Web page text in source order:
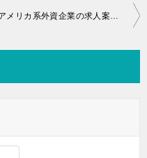
アメリカ系外資企業の求人案件に強い転職エージェント8選